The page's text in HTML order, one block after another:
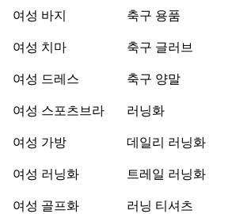
여성 바지
여성 치마
여성 드레스
여성 스포츠브라
여성 가방
여성 러닝화
여성 골프화
축구 용품
축구 글러브
축구 양말
러닝화
데일리 러닝화
트레일 러닝화
러닝 티셔츠